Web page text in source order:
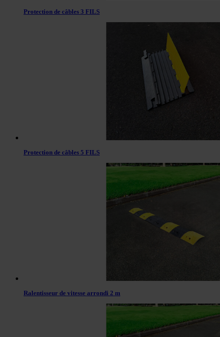
Protection de câbles 3 FILS
Protection de câbles 5 FILS
Ralentisseur de vitesse arrondi 2 m